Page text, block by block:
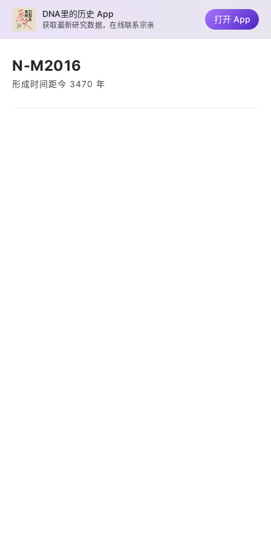
N-M2016
形成时间距今 3470 年
DNA里的历史 App
获取最新研究数据，在线联系宗亲
打开 App